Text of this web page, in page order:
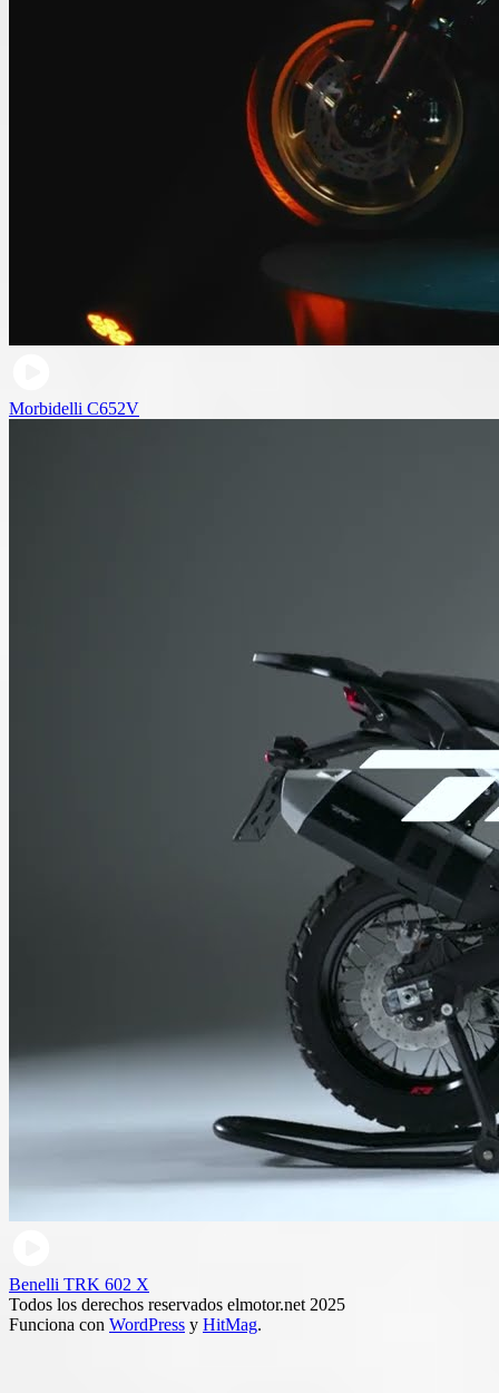
Morbidelli C652V
Benelli TRK 602 X
Todos los derechos reservados elmotor.net 2025
Funciona con WordPress y HitMag.